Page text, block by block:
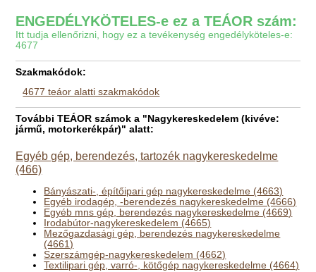
ENGEDÉLYKÖTELES-e ez a TEÁOR szám:
Itt tudja ellenőrizni, hogy ez a tevékenység engedélyköteles-e:
4677
Szakmakódok:
4677 teáor alatti szakmakódok
További TEÁOR számok a "Nagykereskedelem (kivéve:
jármű, motorkerékpár)" alatt:
Egyéb gép, berendezés, tartozék nagykereskedelme
(466)
Bányászati-, építőipari gép nagykereskedelme (4663)
Egyéb irodagép, -berendezés nagykereskedelme (4666)
Egyéb mns gép, berendezés nagykereskedelme (4669)
Irodabútor-nagykereskedelem (4665)
Mezőgazdasági gép, berendezés nagykereskedelme
(4661)
Szerszámgép-nagykereskedelem (4662)
Textilipari gép, varró-, kötőgép nagykereskedelme (4664)